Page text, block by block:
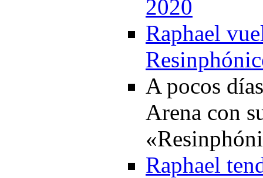
2020
Raphael
A pocos
Arena con
Raphael